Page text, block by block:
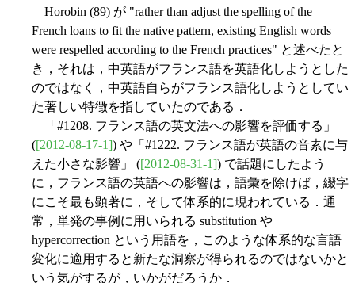
Horobin (89) が "rather than adjust the spelling of the
French loans to fit the native pattern, existing English words
were respelled according to the French practices" と述べたと
き，それは，中英語がフランス語を英語化しようとした
のではなく，中英語自らがフランス語化しようとしてい
た著しい特徴を指していたのである．
「#1208. フランス語の英文法への影響を評価する」
([2012-08-17-1]) や「#1222. フランス語が英語の音素に与
えた小さな影響」 ([2012-08-31-1]) で話題にしたよう
に，フランス語の英語への影響は，語彙を除けば，綴字
にこそ最も顕著に，そして体系的に現われている．通
常，単発の事例に用いられる substitution や
hypercorrection という用語を，このような体系的な言語
変化に適用すると新たな洞察が得られるのではないかと
いう気がするが，いかがだろうか．